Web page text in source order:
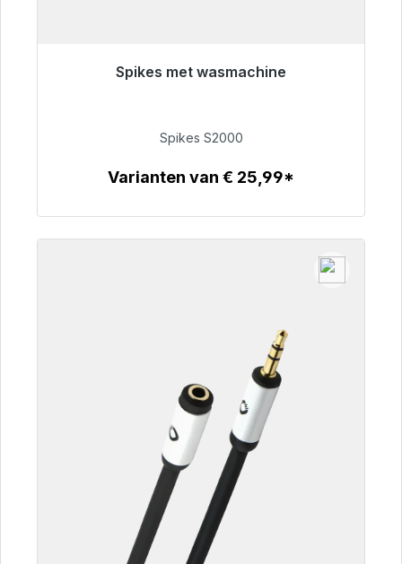
Spikes met wasmachine
Klaar voor onmiddellijke verzending, levertijd
€ 51,49
Spikes S2000
Varianten van € 25,99*